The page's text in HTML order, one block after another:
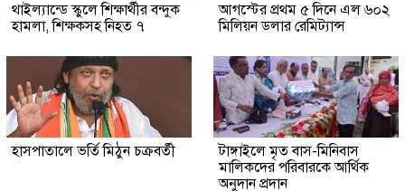
থাইল্যান্ডে স্কুলে শিক্ষার্থীর বন্দুক
হামলা, শিক্ষকসহ নিহত ৭
আগস্টের প্রথম ৫ দিনে এল ৬০২
মিলিয়ন ডলার রেমিট্যান্স
হাসপাতালে ভর্তি মিঠুন চক্রবর্তী
টাঙ্গাইলে মৃত বাস-মিনিবাস
মালিকদের পরিবারকে আর্থিক
অনুদান প্রদান